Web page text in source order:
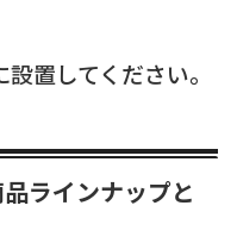
置してください。
ラインナップと